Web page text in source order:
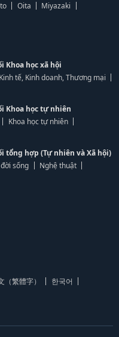
Oita
Miyazaki
Khoa học xã hội
Kinh tế, Kinh doanh, Thương mại
Khoa học tự nhiên
Khoa học tự nhiên
tổng hợp (Tự nhiên và Xã hội)
sống
Nghệ thuật
（繁體字）
한국어